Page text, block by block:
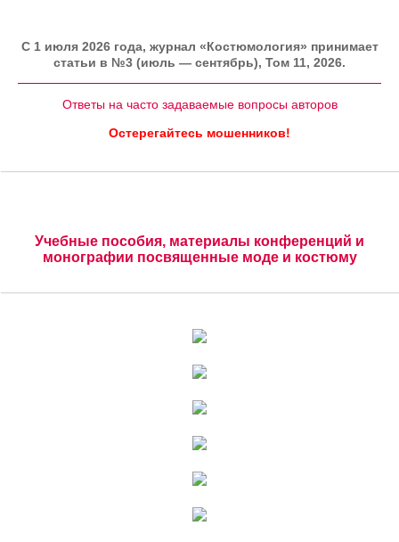
C 1 июля 2026 года, журнал «Костюмология» принимает
статьи в №3 (июль — сентябрь), Том 11, 2026.
Ответы на часто задаваемые вопросы авторов
Остерегайтесь мошенников!
Учебные пособия, материалы конференций и
монографии посвященные моде и костюму